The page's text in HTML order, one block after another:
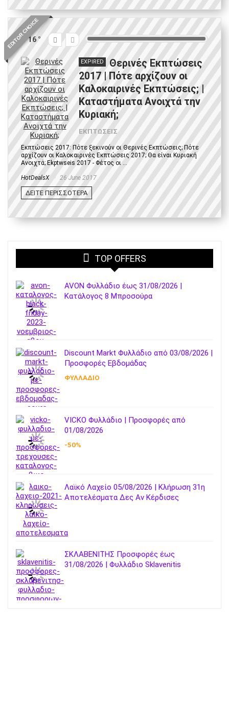
EDITOR CHOICE
16
EXPIRED
Θερινές Εκπτώσεις
2017 | Πότε αρχίζουν οι
Καλοκαιρινές Εκπτώσεις; |
Καταστήματα Ανοιχτά την
Κυριακή;
ΕΚΠΤΩΣΕΙΣ
Εκπτώσεις 2017: Πότε ξεκινούν οι Θερινές Εκπτώσεις; Πότε
αρχίζουν οι Καλοκαιρινές Εκπτώσεις 2017; Θα είναι Κυριακή
Ανοιχτά; Ekptwseis 2017 - Φέτος οι ...
HotDealsX 26 June 2017
ΔΕΙΤΕ ΠΕΡΙΣΣΟΤΕΡΑ
TOP OFFERS
AVON Φυλλάδιο έως 31/08/2026 |
Κατάλογος 8 Μπροσούρα
Discount Markt Φυλλάδιο από 03/08/2026 |
Προσφορές Εβδομάδας
ΦΥΛΛΑΔΙΟ
VICKO Φυλλάδιο | Προσφορές από
01/08/2026
-50%
Λαϊκό Λαχείο 05/08/2026 | Κλήρωση 31η
Αποτελέσματα Δες Αν Κέρδισες
ΣΚΛΑΒΕΝΙΤΗΣ Προσφορές έως
31/08/2026 | Φυλλάδιο Sklavenitis